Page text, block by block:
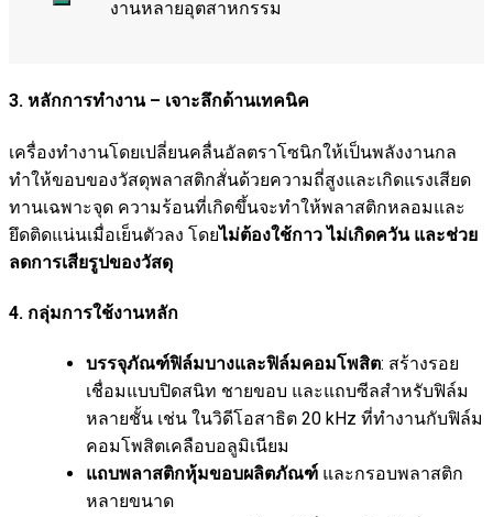
งานหลายอุตสาหกรรม
3. หลักการทำงาน – เจาะลึกด้านเทคนิค
เครื่องทำงานโดยเปลี่ยนคลื่นอัลตราโซนิกให้เป็นพลังงานกล
ทำให้ขอบของวัสดุพลาสติกสั่นด้วยความถี่สูงและเกิดแรงเสียด
ทานเฉพาะจุด ความร้อนที่เกิดขึ้นจะทำให้พลาสติกหลอมและ
ยึดติดแน่นเมื่อเย็นตัวลง โดยไม่ต้องใช้กาว ไม่เกิดควัน และช่วย
ลดการเสียรูปของวัสดุ
4. กลุ่มการใช้งานหลัก
บรรจุภัณฑ์ฟิล์มบางและฟิล์มคอมโพสิต: สร้างรอย
เชื่อมแบบปิดสนิท ชายขอบ และแถบซีลสำหรับฟิล์ม
หลายชั้น เช่น ในวิดีโอสาธิต 20 kHz ที่ทำงานกับฟิล์ม
คอมโพสิตเคลือบอลูมิเนียม
แถบพลาสติกหุ้มขอบผลิตภัณฑ์ และกรอบพลาสติก
หลายขนาด